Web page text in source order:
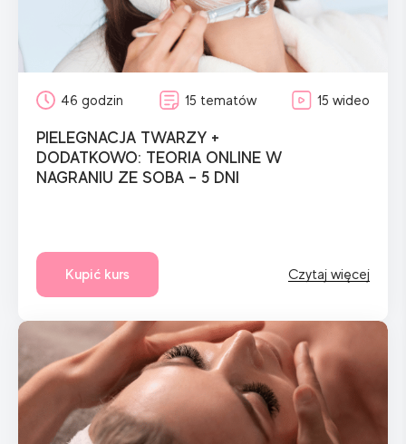
46 godzin 15 tematów 15 wideo
PIELEGNACJA TWARZY +
DODATKOWO: TEORIA ONLINE W
NAGRANIU ZE SOBA – 5 DNI
Kupić kurs Czytaj więcej